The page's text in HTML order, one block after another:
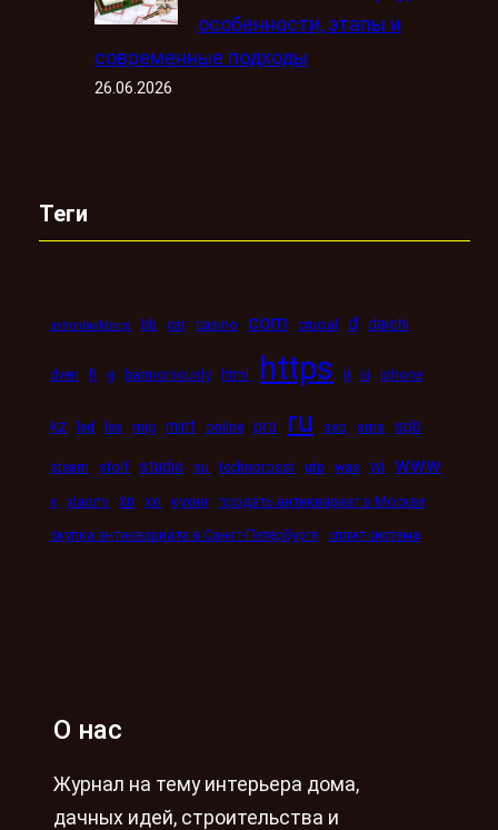
особенности, этапы и
современные подходы
26.06.2026
Теги
astronbuildings bb car casino com crucial d daichi
dveri fi g harmoniously html https ii iii iphone
kz led les mig mint online pro ru seo sms spb
steam stolf studio su technorosst utp was wi www
x xiaomi xn xxi кухни
продать антиквариат в Москве
скупка антиквариата в Санкт-Петербурге сплит-система
О нас
Журнал на тему интерьера дома,
дачных идей, строительства и